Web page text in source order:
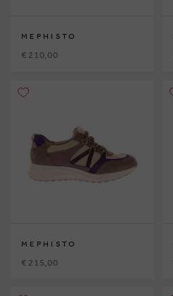
MEPHISTO
€ 210,00
MEPHISTO
€ 215,00